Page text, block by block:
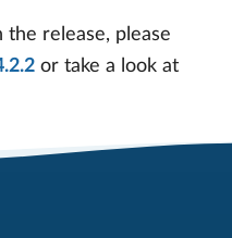
release, please
or take a look at